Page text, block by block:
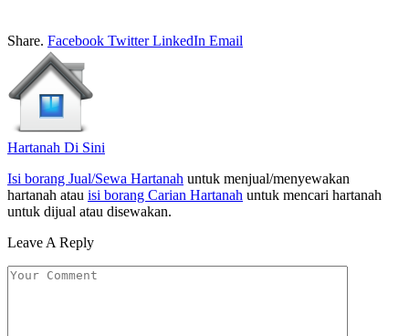
Share. Facebook Twitter LinkedIn Email
Hartanah Di Sini
Isi borang Jual/Sewa Hartanah untuk menjual/menyewakan
hartanah atau isi borang Carian Hartanah untuk mencari hartanah
untuk dijual atau disewakan.
Leave A Reply